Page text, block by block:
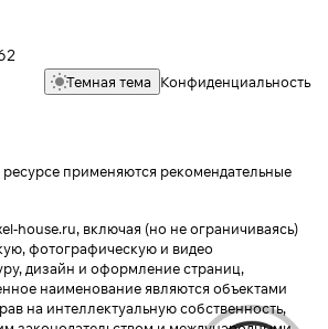
Темная тема Конфиденциальность
применяются рекомендательные
house.ru, включая (но не ограничиваясь)
фотографическую и видео
дизайн и оформление страниц,
наименование являются объектами
на интеллектуальную собственность,